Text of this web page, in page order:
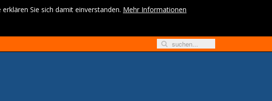
Sie sich damit einverstanden. Mehr Informationen